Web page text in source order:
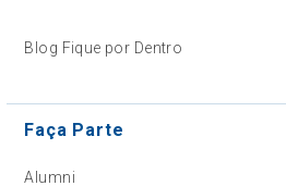
Blog Fique por Dentro
Faça Parte
Alumni